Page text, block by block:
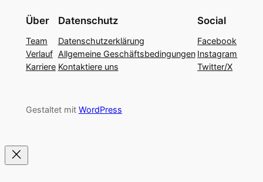
Über
Team
Verlauf
Karriere
Datenschutz
Datenschutzerklärung
Allgemeine Geschäftsbedingungen
Kontaktiere uns
Social
Facebook
Instagram
Twitter/X
Gestaltet mit WordPress